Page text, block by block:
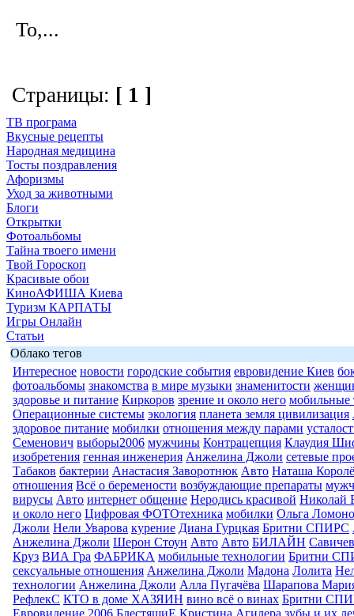
То,...
Страницы: [ 1 ]
ТВ програма
Вкусные рецепты
Народная медицина
Тосты поздравления
Афоризмы
Уход за животными
Блоги
Открытки
Фотоальбомы
Тайна твоего имени
Твой Гороскоп
Красивые обои
КиноАФИША Киева
Туризм КАРПАТЫ
Игры Онлайн
Статьи
Облако тегов
Интересное новости городские события евровидение Киев
фотоальбомы знакомства в мире музыки знаменитости
здоровье и питание Киркоров зрение и около него мобильные
Операционные системы экология планета земля цивилизация
здоровое питание мобилки отношения между парами
Семенович выборы2006 мужчины Контрацепция Клаудия
изобретения генная инженерия Анжелина Джоли сетевые
Табаков бактерии Анастасия Заворотнюк Авто Наташа
отношения Всё о беремености возбуждающие препараты
вирусы Авто интернет общение Неродись красивой Николай
и около него Цифровая ФОТОтехника мобилки Ольга
Джоли Нели Уварова курение Диана Гурцкая Бритни СПИРС
Анжелина Джоли Шерон Стоун Авто Авто БИЛАЙН
Круз ВИА Гра ФАБРИКА мобильные технологии Бритни
сексуальные отношения Анжелина Джоли Мадона Лолита
технологии Анжелина Джоли Алла Пугачёва Шарапова
РефлекС КТО в доме ХАЗЯИН вино всё о винах Бритни
Евровидение 2006 БлестящиЕ Кристина Агилера зубы и их